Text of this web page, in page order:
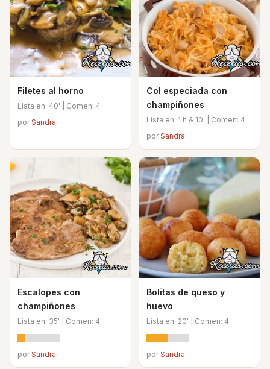
Filetes al horno
Lista en: 40' | Comen: 4
porSandra
Col especiada con
champiñones
Lista en: 1 h & 10' | Comen: 4
porSandra
Escalopes con
champiñones
Lista en: 35' | Comen: 4
porSandra
Bolitas de queso y
huevo
Lista en: 20' | Comen: 4
porSandra